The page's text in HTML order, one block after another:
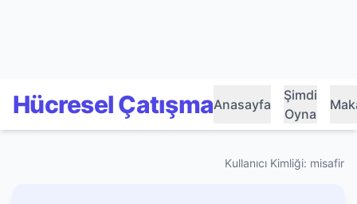
Hücresel ÇatışmaAnasayfa
Şimdi
Oyna
Kullanıcı Kimliği: misafir